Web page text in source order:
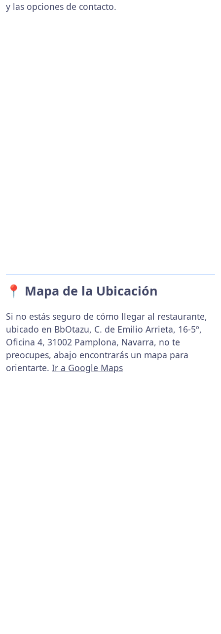
y las opciones de contacto.
📍 Mapa de la Ubicación
Si no estás seguro de cómo llegar al restaurante,
ubicado en BbOtazu, C. de Emilio Arrieta, 16-5º,
Oficina 4, 31002 Pamplona, Navarra, no te
preocupes, abajo encontrarás un mapa para
orientarte. Ir a Google Maps